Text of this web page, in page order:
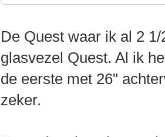
De Quest waar ik al 2
glasvezel Quest. Al ik
de eerste met 26"
zeker.